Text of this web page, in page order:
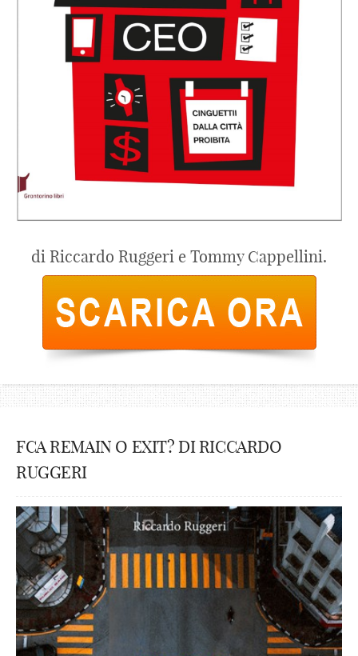
di Riccardo Ruggeri e Tommy Cappellini.
FCA REMAIN O EXIT? DI RICCARDO
RUGGERI